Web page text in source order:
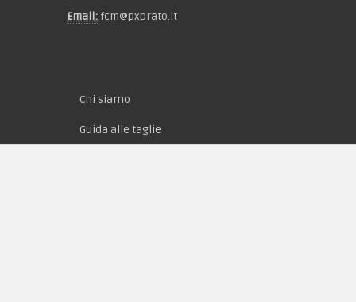
Email: fcm@pxprato.it
Chi siamo
Guida alle taglie